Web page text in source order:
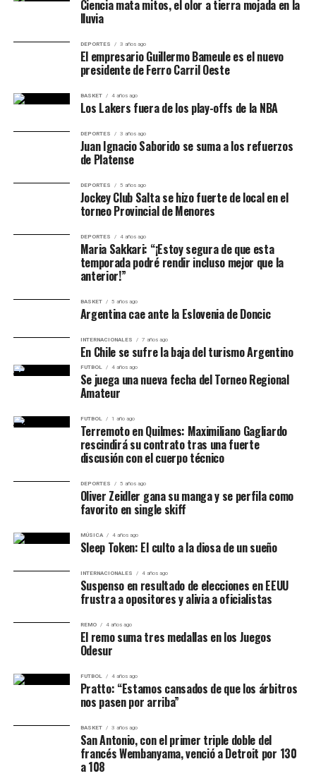
triunfo, análisis y aviso para Argentina
Los dos equipos dispusieron de aproximaciones, aunque
amonestado a los 50 minutos y Triantafyllos Tsapras
recibió una tarjeta amarilla a los 69.
El empate dejó una sensación más favorable para CSKA
1948, que consiguió marcar como visitante y ahora
tendrá la posibilidad de resolver la serie en Sofía.
Figuras del partido
Georgi Rusevfue la principal referencia ofensiva de
CSKA 1948. Además de marcar el empate, generó
En Panathinaikos sobresalió
Rick van Drongelen
por su actuación defensiva. El zaguero ganó 12 duelos,
completó 77 de sus 87 pases y realizó cinco despejes y
tres bloqueos.
Adriano Jagušić también tuvo una actuación destacada:
convirtió el gol griego, realizó cuatro remates y produjo
Cuándo se juega la revancha
CSKA 1948 recibirá a Panathinaikos el
agosto de 2026en el Estadio Nacional Vasil Levski de
Sofía. La eliminatoria comenzará completamente
El ganador del partido avanzará directamente. Si
vuelven a empatar después de los 90 minutos, se
disputará una prórroga y, de mantenerse la igualdad,
habrá definición por penales.
Posible rival en el play-off
off al vencedor del cruce entre
Hradec Králové de
República Checa y Beşiktaş de Turquía.
Balance de la jornada
La continuidad de la tercera ronda dejó dos
Ciencia mata mitos, el olor a tierra mojada en la
lluvia
DEPORTES 3 años ago
El empresario Guillermo Bameule es el nuevo
presidente de Ferro Carril Oeste
BASKET 4 años ago
Los Lakers fuera de los play-offs de la NBA
DEPORTES 3 años ago
Juan Ignacio Saborido se suma a los refuerzos
de Platense
DEPORTES 5 años ago
Jockey Club Salta se hizo fuerte de local en el
torneo Provincial de Menores
DEPORTES 4 años ago
Maria Sakkari: “¡Estoy segura de que esta
temporada podré rendir incluso mejor que la
anterior!”
BASKET 5 años ago
Argentina cae ante la Eslovenia de Doncic
INTERNACIONALES 7 años ago
En Chile se sufre la baja del turismo Argentino
FUTBOL 4 años ago
Se juega una nueva fecha del Torneo Regional
Amateur
FUTBOL 1 año ago
Terremoto en Quilmes: Maximiliano Gagliardo
rescindirá su contrato tras una fuerte
discusión con el cuerpo técnico
DEPORTES 5 años ago
Oliver Zeidler gana su manga y se perfila como
favorito en single skiff
MÚSICA 4 años ago
Sleep Token: El culto a la diosa de un sueño
INTERNACIONALES 4 años ago
Suspenso en resultado de elecciones en EEUU
frustra a opositores y alivia a oficialistas
REMO 4 años ago
El remo suma tres medallas en los Juegos
Odesur
FUTBOL 4 años ago
Pratto: “Estamos cansados de que los árbitros
nos pasen por arriba”
BASKET 3 años ago
San Antonio, con el primer triple doble del
francés Wembanyama, venció a Detroit por 130
a 108